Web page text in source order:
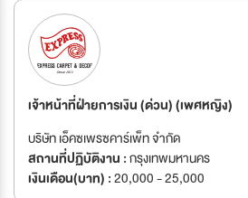
เจ้าหน้าที่ฝ่ายการเงิน (ด่วน) (เพศหญิง)
บริษัท เอ็คซเพรซคาร์เพ็ท จำกัด
สถานที่ปฏิบัติงาน :กรุงเทพมหานคร
เงินเดือน(บาท) :20,000 - 25,000